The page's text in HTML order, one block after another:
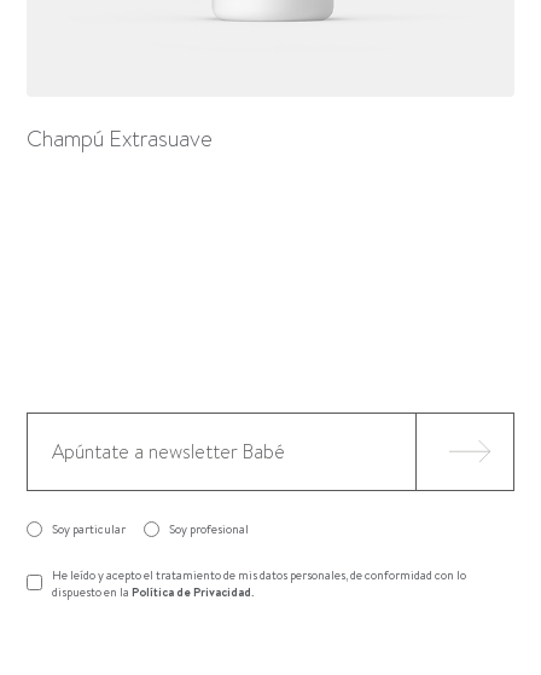
Champú Extrasuave
Soy particular Soy profesional
He leído y acepto el tratamiento de mis datos personales, de conformidad con lo
dispuesto en laPolítica de Privacidad